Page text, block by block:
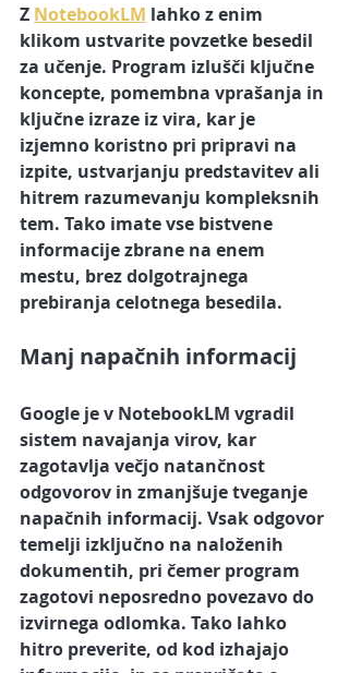
Z NotebookLM lahko z enim
klikom ustvarite povzetke besedil
za učenje. Program izlušči ključne
koncepte, pomembna vprašanja in
ključne izraze iz vira, kar je
izjemno koristno pri pripravi na
izpite, ustvarjanju predstavitev ali
hitrem razumevanju kompleksnih
tem. Tako imate vse bistvene
informacije zbrane na enem
mestu, brez dolgotrajnega
prebiranja celotnega besedila.
Manj napačnih informacij
Google je v NotebookLM vgradil
sistem navajanja virov, kar
zagotavlja večjo natančnost
odgovorov in zmanjšuje tveganje
napačnih informacij. Vsak odgovor
temelji izključno na naloženih
dokumentih, pri čemer program
zagotovi neposredno povezavo do
izvirnega odlomka. Tako lahko
hitro preverite, od kod izhajajo